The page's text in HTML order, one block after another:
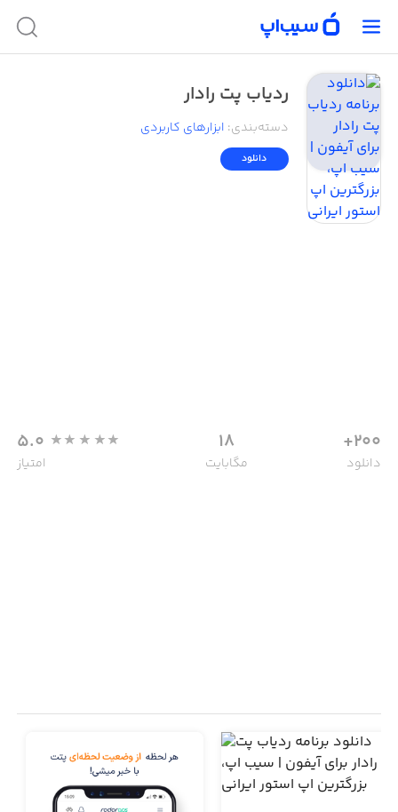
ردیاب پت رادار
دسته‌بندی: ابزار‌های کاربردی
دانلود
200+
دانلود
18
مگابایت
5.0
امتیاز